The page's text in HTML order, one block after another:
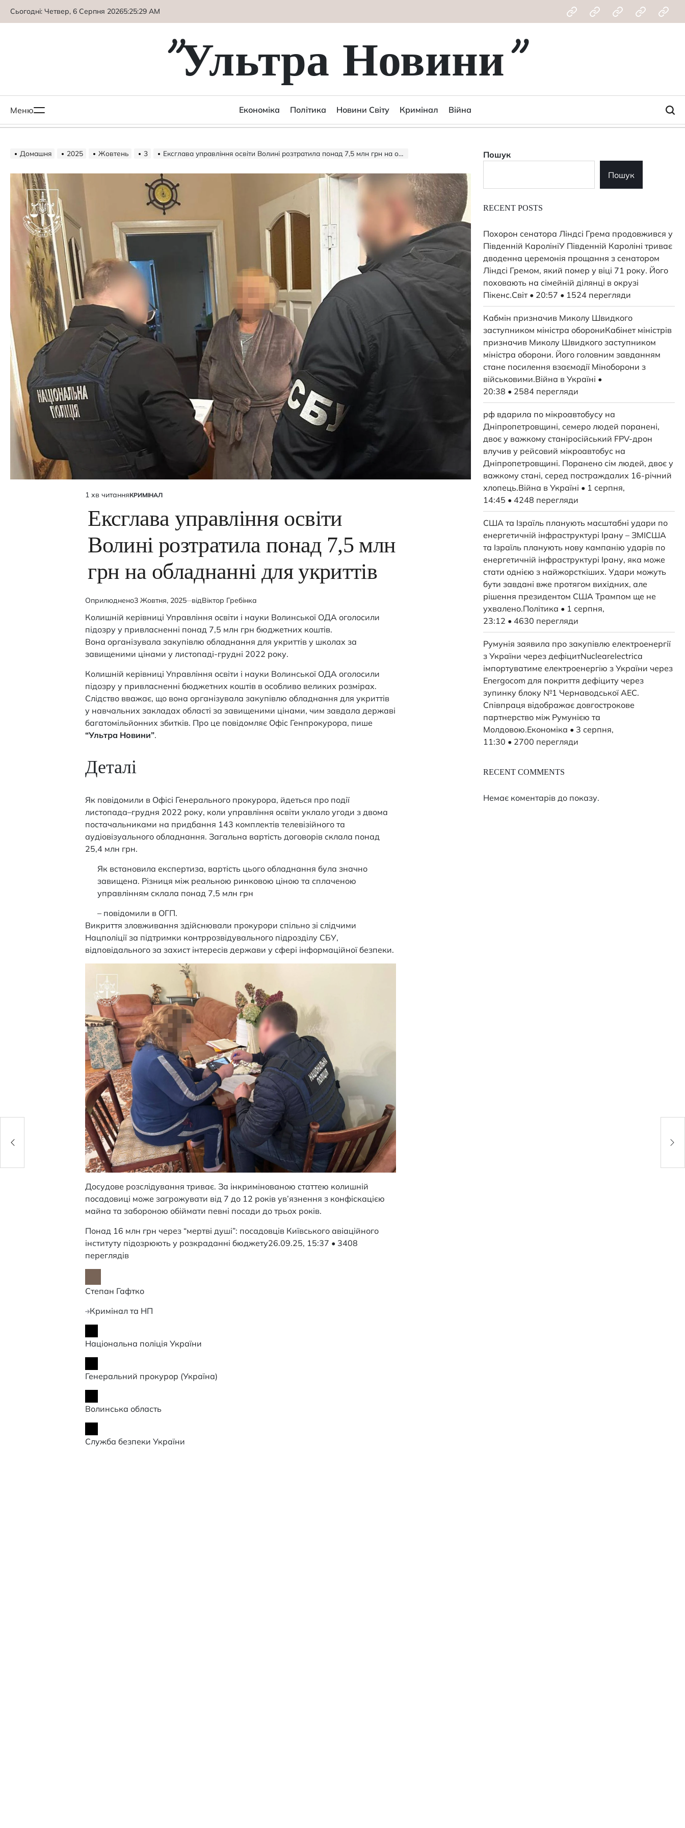
Сьогодні: Четвер, 6 Серпня 20265:25:30 AM ЕкономікаПолітикаНовиниКриміналВійна
"Ультра Новини"
Меню Економіка Політика Новини Світу Кримінал Війна
Домашня 2025 Жовтень 3 Ексглава управління освіти Волині розтратила понад 7,5 млн грн на обладнанні для укриттів
Орієнтовний
час
читання
1 хв читанняОПУБЛІКУВАТИ
КРИМІНАЛ
Ексглава управління освіти
Волині розтратила понад 7,5 млн
грн на обладнанні для укриттів
Оприлюднено3 Жовтня, 2025 відВіктор Гребінка
Колишній керівниці Управління освіти і науки Волинської ОДА оголосили
підозру у привласненні понад 7,5 млн грн бюджетних коштів.
Вона організувала закупівлю обладнання для укриттів у школах за
завищеними цінами у листопаді-грудні 2022 року.
Колишній керівниці Управління освіти і науки Волинської ОДА оголосили
підозру у привласненні бюджетних коштів в особливо великих розмірах.
Слідство вважає, що вона організувала закупівлю обладнання для укриттів
у навчальних закладах області за завищеними цінами, чим завдала державі
багатомільйонних збитків. Про це повідомляє Офіс Генпрокурора, пише
“Ультра Новини”.
Деталі
Як повідомили в Офісі Генерального прокурора, йдеться про події
листопада–грудня 2022 року, коли управління освіти уклало угоди з двома
постачальниками на придбання 143 комплектів телевізійного та
аудіовізуального обладнання. Загальна вартість договорів склала понад
25,4 млн грн.
Як встановила експертиза, вартість цього обладнання була значно
завищена. Різниця між реальною ринковою ціною та сплаченою
управлінням склала понад 7,5 млн грн
– повідомили в ОГП.
Викриття зловживання здійснювали прокурори спільно зі слідчими
Нацполіції за підтримки контррозвідувального підрозділу СБУ,
відповідального за захист інтересів держави у сфері інформаційної безпеки.
Досудове розслідування триває. За інкримінованою статтею колишній
посадовиці може загрожувати від 7 до 12 років ув’язнення з конфіскацією
майна та забороною обіймати певні посади до трьох років.
Понад 16 млн грн через “мертві душі”: посадовців Київського авіаційного
інституту підозрюють у розкраданні бюджету26.09.25, 15:37 • 3408
переглядiв
Степан Гафтко
Кримінал та НП
Національна поліція України
Генеральний прокурор (Україна)
Волинська область
Служба безпеки України
Пошук
Пошук
RECENT POSTS
Похорон сенатора Ліндсі Грема продовжився у
Південній КаролініУ Південній Кароліні триває
дводенна церемонія прощання з сенатором
Ліндсі Гремом, який помер у віці 71 року. Його
поховають на сімейній ділянці в окрузі
Пікенс.Світ • 20:57 • 1524 перегляди
Кабмін призначив Миколу Швидкого
заступником міністра оборониКабінет міністрів
призначив Миколу Швидкого заступником
міністра оборони. Його головним завданням
стане посилення взаємодії Міноборони з
військовими.Війна в Україні •
20:38 • 2584 перегляди
рф вдарила по мікроавтобусу на
Дніпропетровщині, семеро людей поранені,
двоє у важкому станіросійський FPV-дрон
влучив у рейсовий мікроавтобус на
Дніпропетровщині. Поранено сім людей, двоє у
важкому стані, серед постраждалих 16-річний
хлопець.Війна в Україні • 1 серпня,
14:45 • 4248 перегляди
США та Ізраїль планують масштабні удари по
енергетичній інфраструктурі Ірану – ЗМІСША
та Ізраїль планують нову кампанію ударів по
енергетичній інфраструктурі Ірану, яка може
стати однією з найжорсткіших. Удари можуть
бути завдані вже протягом вихідних, але
рішення президентом США Трампом ще не
ухвалено.Політика • 1 серпня,
23:12 • 4630 перегляди
Румунія заявила про закупівлю електроенергії
з України через дефіцитNuclearelectrica
імпортуватиме електроенергію з України через
Energocom для покриття дефіциту через
зупинку блоку №1 Чернаводської АЕС.
Співпраця відображає довгострокове
партнерство між Румунією та
Молдовою.Економіка • 3 серпня,
11:30 • 2700 перегляди
RECENT COMMENTS
Немає коментарів до показу.